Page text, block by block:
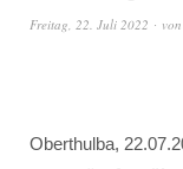
Freitag, 22. Juli 2022 von
Oberthulba,